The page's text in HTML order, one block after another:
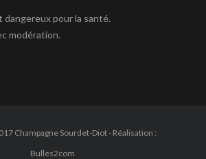
dangereux pour la santé.
modération.
Champagne Sourdet-Diot - Réalisation :
Bulles2com